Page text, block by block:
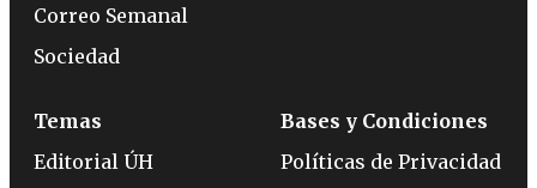
Correo Semanal
Sociedad
Temas
Editorial ÚH
Bases y Condiciones
Políticas de Privacidad